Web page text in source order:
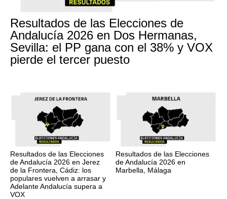
Resultados de las Elecciones de
Andalucía 2026 en Dos Hermanas,
Sevilla: el PP gana con el 38% y VOX
pierde el tercer puesto
Resultados de las Elecciones
de Andalucía 2026 en Jerez
de la Frontera, Cádiz: los
populares vuelven a arrasar y
Adelante Andalucía supera a
VOX
Resultados de las Elecciones
de Andalucía 2026 en
Marbella, Málaga